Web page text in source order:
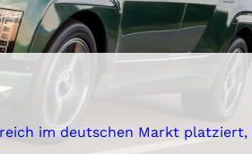
im deutschen Markt platziert,